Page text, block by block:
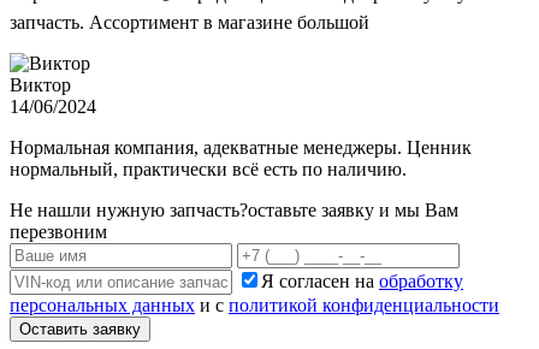
запчасть. Ассортимент в магазине большой
Виктор
14/06/2024
Нормальная компания, адекватные менеджеры. Ценник
нормальный, практически всё есть по наличию.
Не нашли нужную запчасть?оставьте заявку и мы Вам
перезвоним
Я согласен на обработку
персональных данных и с политикой конфиденциальности
Оставить заявку